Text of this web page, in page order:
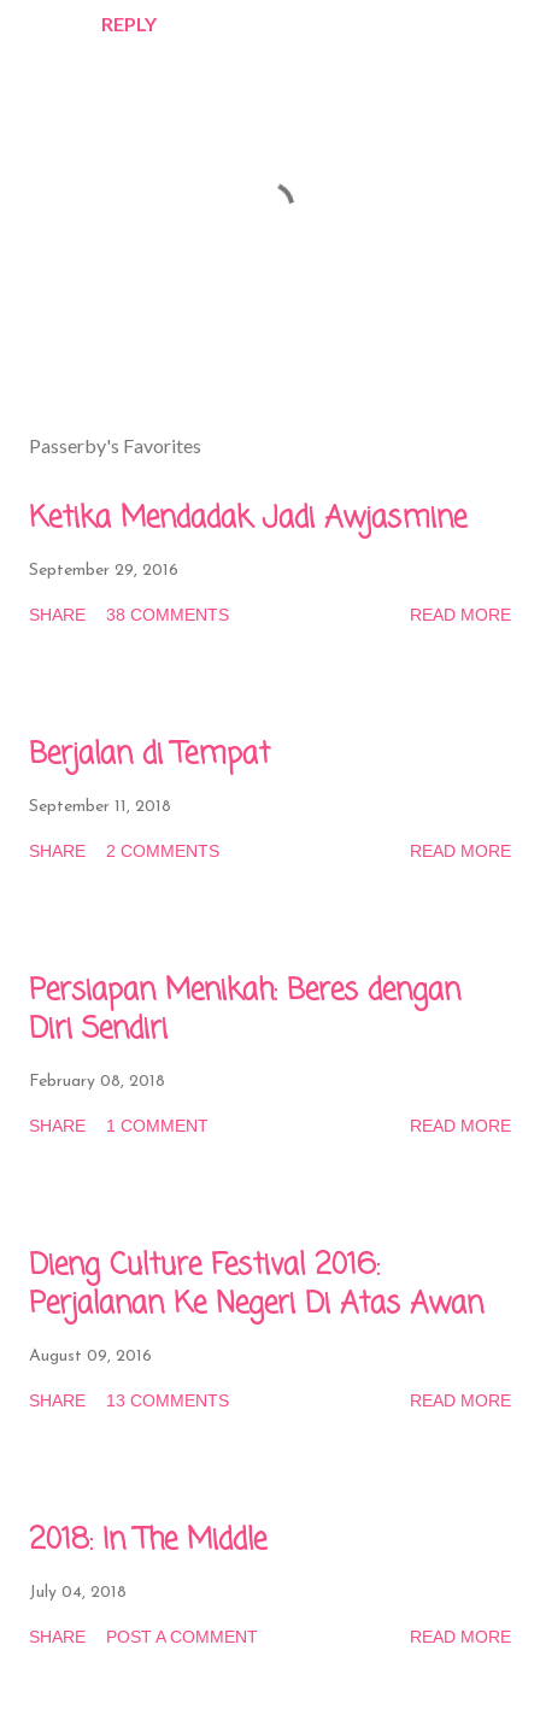
REPLY
s
C
m
e
Passerby's Favorites
Ketika Mendadak Jadi Awjasmine
September 29, 2016
SHARE 38 COMMENTS READ MORE
Berjalan di Tempat
September 11, 2018
SHARE 2 COMMENTS READ MORE
Persiapan Menikah: Beres dengan
Diri Sendiri
February 08, 2018
SHARE 1 COMMENT READ MORE
Dieng Culture Festival 2016:
Perjalanan Ke Negeri Di Atas Awan
August 09, 2016
SHARE 13 COMMENTS READ MORE
2018: In The Middle
July 04, 2018
SHARE POST A COMMENT READ MORE